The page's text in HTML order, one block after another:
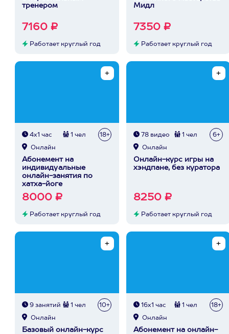
тренером
7160 ₽
Работает круглый год
Мидл
7350 ₽
Работает круглый год
4х1 час 1 чел 18+
Онлайн
Абонемент на
индивидуальные
онлайн-занятия по
хатха-йоге
8000 ₽
Работает круглый год
78 видео 1 чел 6+
Онлайн
Онлайн-курс игры на
хэндпане, без куратора
8250 ₽
Работает круглый год
9 занятий 1 чел 10+
Онлайн
Базовый онлайн-курс
16х1 час 1 чел 18+
Онлайн
Абонемент на онлайн-